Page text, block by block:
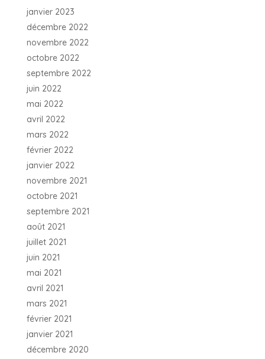
janvier 2023
décembre 2022
novembre 2022
octobre 2022
septembre 2022
juin 2022
mai 2022
avril 2022
mars 2022
février 2022
janvier 2022
novembre 2021
octobre 2021
septembre 2021
août 2021
juillet 2021
juin 2021
mai 2021
avril 2021
mars 2021
février 2021
janvier 2021
décembre 2020